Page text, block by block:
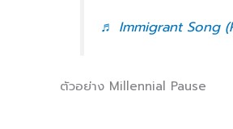
♬ Immigrant Song
ตัวอย่าง Millennial Pause